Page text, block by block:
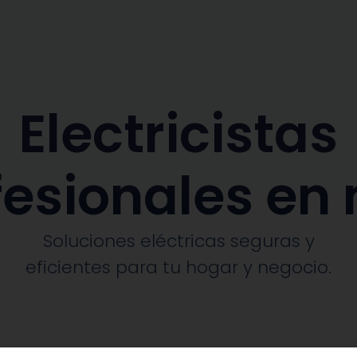
Electricistas
en
Soluciones eléctricas seguras y
eficientes para tu hogar y negocio.​